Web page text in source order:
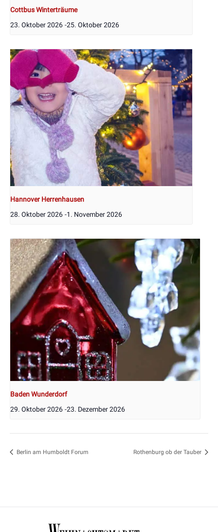
Cottbus Winterträume
23. Oktober 2026 -25. Oktober 2026
Hannover Herrenhausen
28. Oktober 2026 -1. November 2026
Baden Wunderdorf
29. Oktober 2026 -23. Dezember 2026
Berlin am Humboldt Forum Rothenburg ob der Tauber